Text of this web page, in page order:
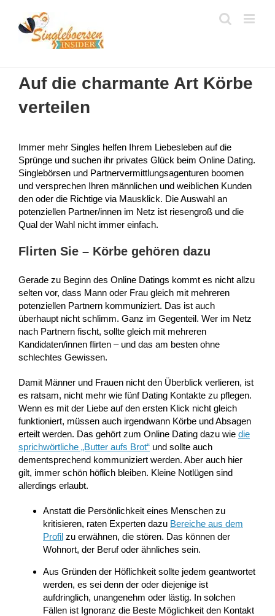
springen
Auf die charmante Art Körbe
verteilen
Immer mehr Singles helfen Ihrem Liebesleben auf die
Sprünge und suchen ihr privates Glück beim Online Dating.
Singlebörsen und Partnervermittlungsagenturen boomen
und versprechen Ihren männlichen und weiblichen Kunden
den oder die Richtige via Mausklick. Die Auswahl an
potenziellen Partner/innen im Netz ist riesengroß und die
Qual der Wahl nicht immer einfach.
Flirten Sie – Körbe gehören dazu
Gerade zu Beginn des Online Datings kommt es nicht allzu
selten vor, dass Mann oder Frau gleich mit mehreren
potenziellen Partnern kommuniziert. Das ist auch
überhaupt nicht schlimm. Ganz im Gegenteil. Wer im Netz
nach Partnern fischt, sollte gleich mit mehreren
Kandidaten/innen flirten – und das am besten ohne
schlechtes Gewissen.
Damit Männer und Frauen nicht den Überblick verlieren, ist
es ratsam, nicht mehr wie fünf Dating Kontakte zu pflegen.
Wenn es mit der Liebe auf den ersten Klick nicht gleich
funktioniert, müssen auch irgendwann Körbe und Absagen
erteilt werden. Das gehört zum Online Dating dazu wie die
sprichwörtliche „Butter aufs Brot“ und sollte auch
dementsprechend kommuniziert werden. Aber auch hier
gilt, immer schön höflich bleiben. Kleine Notlügen sind
allerdings erlaubt.
Anstatt die Persönlichkeit eines Menschen zu
kritisieren, raten Experten dazu Bereiche aus dem
Profil zu erwähnen, die stören. Das können der
Wohnort, der Beruf oder ähnliches sein.
Aus Gründen der Höflichkeit sollte jedem geantwortet
werden, es sei denn der oder diejenige ist
aufdringlich, unangenehm oder lästig. In solchen
Fällen ist Ignoranz die Beste Möglichkeit den Kontakt